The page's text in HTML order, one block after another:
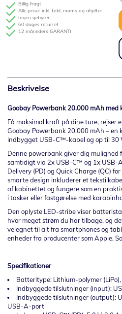
Billig fragt
Alle priser inkl. told, moms og afgifter
Ingen gebyrer
60 dages returret
12 måneders GARANTI
Beskrivelse
Goobay Powerbank 20.000 mAh med
Få maksimal kraft på dine ture, rejser
Goobay Powerbank 20.000 mAh – en
indbygget USB-C™-kabel og op til 30
Denne powerbank giver dig mulighed
samtidigt via 2x USB-C™ og 1x USB-
Delivery (PD) og Quick Charge (QC)
smarte design inkluderer et
af kabinettet og fungere som en
i tasker eller fastgørelse med
Den oplyste LED-stribe viser
hvor meget strøm du har tilbage, og
velegnet til alt fra smartphones og
enheder fra producenter som Apple,
Specifikationer
Batteritype: Lithium-polymer
Indbyggede tilslutninger (input):
Indbyggede tilslutninger (output):
USB-A-port